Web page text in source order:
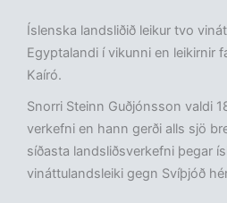
Íslenska landsliðið leikur tvo
Egyptalandi í vikunni en leikirnir
Kaíró.
Snorri Steinn Guðjónsson valdi
verkefni en hann gerði alls sjö
síðasta landsliðsverkefni þegar
vináttulandsleiki gegn Svíþjóð